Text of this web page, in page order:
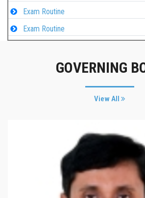
Exam Routine
Exam Routine
GOVERNING
View All